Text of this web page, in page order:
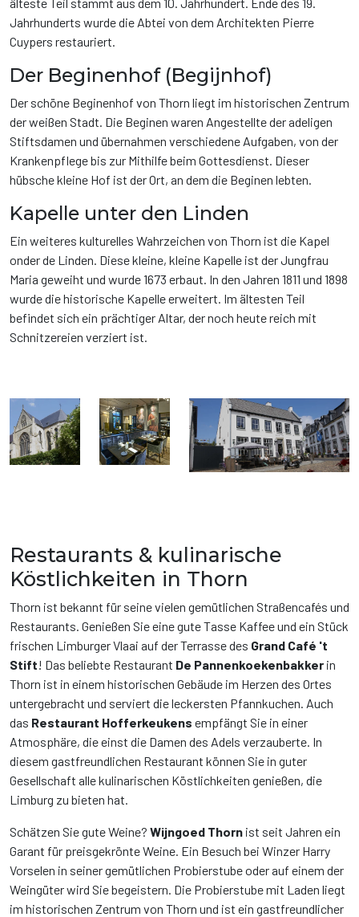
Jahrhunderts wurde die Abtei von dem Architekten Pierre
Cuypers restauriert.
Der Beginenhof (Begijnhof)
Der schöne Beginenhof von Thorn liegt im historischen Zentrum
der weißen Stadt. Die Beginen waren Angestellte der adeligen
Stiftsdamen und übernahmen verschiedene Aufgaben, von der
Krankenpflege bis zur Mithilfe beim Gottesdienst. Dieser
hübsche kleine Hof ist der Ort, an dem die Beginen lebten.
Kapelle unter den Linden
Ein weiteres kulturelles Wahrzeichen von Thorn ist die Kapel
onder de Linden. Diese kleine, kleine Kapelle ist der Jungfrau
Maria geweiht und wurde 1673 erbaut. In den Jahren 1811 und 1898
wurde die historische Kapelle erweitert. Im ältesten Teil
befindet sich ein prächtiger Altar, der noch heute reich mit
Schnitzereien verziert ist.
Restaurants & kulinarische
Köstlichkeiten in Thorn
Thorn ist bekannt für seine vielen gemütlichen Straßencafés und
Restaurants. Genießen Sie eine gute Tasse Kaffee und ein Stück
frischen Limburger Vlaai auf der Terrasse des Grand Café 't
Stift! Das beliebte Restaurant De Pannenkoekenbakker in
Thorn ist in einem historischen Gebäude im Herzen des Ortes
untergebracht und serviert die leckersten Pfannkuchen. Auch
das Restaurant Hofferkeukens empfängt Sie in einer
Atmosphäre, die einst die Damen des Adels verzauberte. In
diesem gastfreundlichen Restaurant können Sie in guter
Gesellschaft alle kulinarischen Köstlichkeiten genießen, die
Limburg zu bieten hat.
Schätzen Sie gute Weine? Wijngoed Thorn ist seit Jahren ein
Garant für preisgekrönte Weine. Ein Besuch bei Winzer Harry
Vorselen in seiner gemütlichen Probierstube oder auf einem der
Weingüter wird Sie begeistern. Die Probierstube mit Laden liegt
im historischen Zentrum von Thorn und ist ein gastfreundlicher